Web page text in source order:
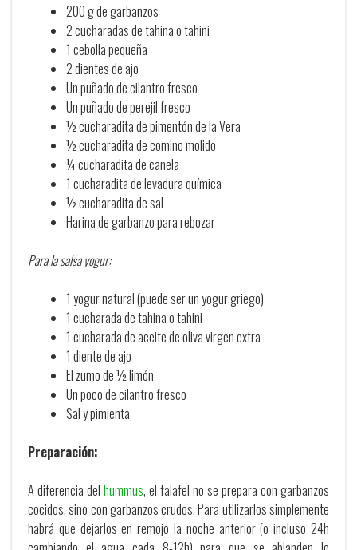
200 g de garbanzos
2 cucharadas de tahina o tahini
1 cebolla pequeña
2 dientes de ajo
Un puñado de cilantro fresco
Un puñado de perejil fresco
½ cucharadita de pimentón de la Vera
½ cucharadita de comino molido
¼ cucharadita de canela
1 cucharadita de levadura química
½ cucharadita de sal
Harina de garbanzo para rebozar
Para la salsa yogur:
1 yogur natural (puede ser un yogur griego)
1 cucharada de tahina o tahini
1 cucharada de aceite de oliva virgen extra
1 diente de ajo
El zumo de ½ limón
Un poco de cilantro fresco
Sal y pimienta
Preparación:
A diferencia del hummus, el falafel no se prepara con garbanzos
cocidos, sino con garbanzos crudos. Para utilizarlos simplemente
habrá que dejarlos en remojo la noche anterior (o incluso 24h